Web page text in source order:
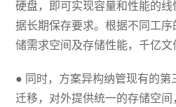
硬盘，即可实现容量和性能的
据长期保存要求。根据不同工
储需求空间及存储性能，千亿文
● 同时，方案异构纳管现有的
迁移，对外提供统一的存储空间